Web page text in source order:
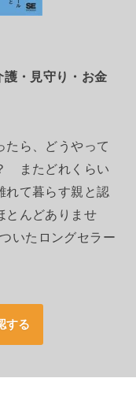
護・見守り・お金
たら、どうやって
またどれくらい
て暮らす親と認
とんどありませ
いたロングセラー
する